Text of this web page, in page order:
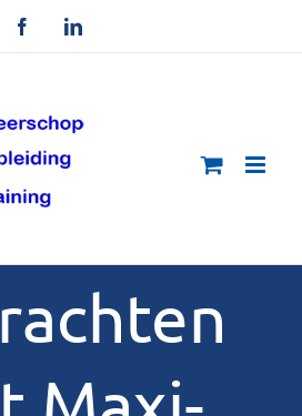
FacebookLinkedIn